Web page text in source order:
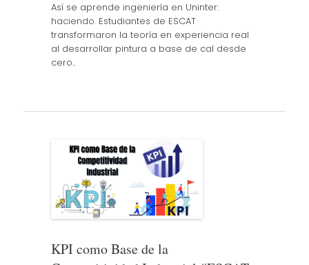
Así se aprende ingeniería en Uninter:
haciendo. Estudiantes de ESCAT
transformaron la teoría en experiencia real
al desarrollar pintura a base de cal desde
cero..
KPI como Base de la